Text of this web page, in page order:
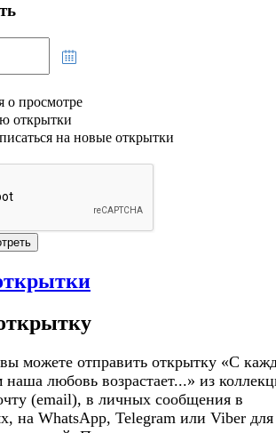
о просмотре
открытки
на новые открытки
можете отправить открытку «С
любовь возрастает...» из
(email), в личных сообщения в
на WhatsApp, Telegram или Viber для